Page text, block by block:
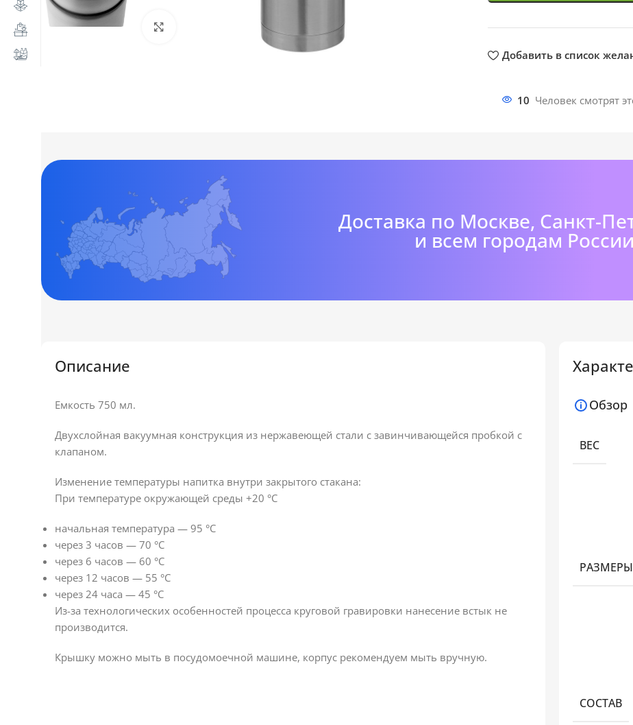
Нажмите, чтобы увеличить
Добавить в список
10 Человек смотрят
Доставка по Москве, Санкт-
и всем городам России
Описание
Емкость 750 мл.
Двухслойная вакуумная конструкция из нержавеющей стали с завинчивающейся пробкой с
клапаном.
Изменение температуры напитка внутри закрытого стакана:
При температуре окружающей среды +20 °С
начальная температура — 95 °С
через 3 часов — 70 °С
через 6 часов — 60 °С
через 12 часов — 55 °С
через 24 часа — 45 °С
Из-за технологических особенностей процесса круговой гравировки нанесение встык не
производится.
Крышку можно мыть в посудомоечной машине, корпус рекомендуем мыть вручную.
Обзор
ВЕС
РАЗМЕРЫ
СОСТАВ